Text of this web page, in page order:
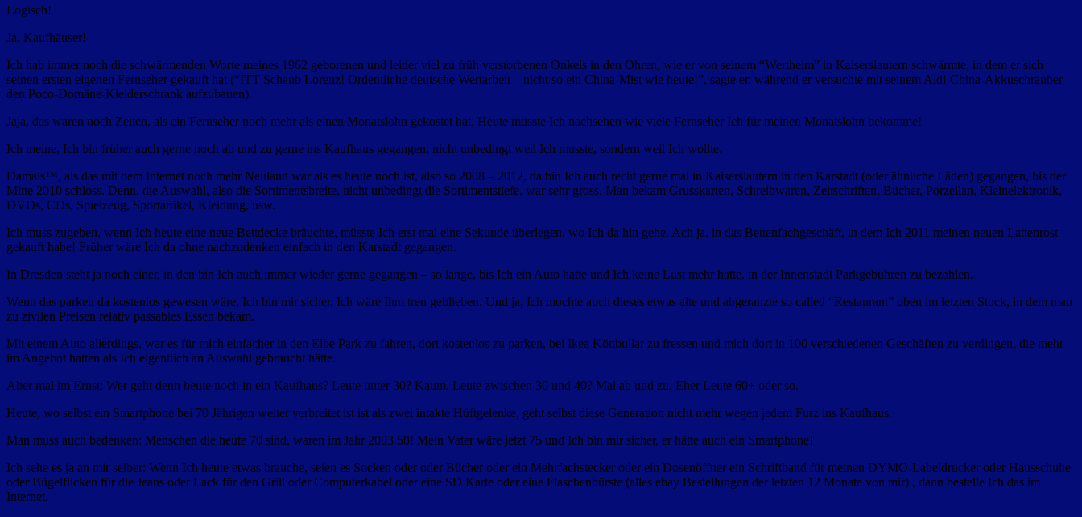
Logisch!
Ja, Kaufhäuser!
Ich hab immer noch die schwärmenden Worte meines 1962 geborenen und leider viel zu früh verstorbenen Onkels in den Ohren, wie er von seinem “Wertheim” in Kaiserslautern schwärmte, in dem er sich
seinen ersten eigenen Fernseher gekauft hat (“ITT Schaub Lorenz! Ordentliche deutsche Wertarbeit – nicht so ein China-Mist wie heute!”, sagte er, während er versuchte mit seinem Aldi-China-Akkuschrauber
den Poco-Domäne-Kleiderschrank aufzubauen).
Jaja, das waren noch Zeiten, als ein Fernseher noch mehr als einen Monatslohn gekostet hat. Heute müsste Ich nachsehen wie viele Fernseher Ich für meinen Monatslohn bekomme!
Ich meine, Ich bin früher auch gerne noch ab und zu gerne ins Kaufhaus gegangen, nicht unbedingt weil Ich musste, sondern weil Ich wollte.
Damals™, als das mit dem Internet noch mehr Neuland war als es heute noch ist, also so 2008 – 2012, da bin Ich auch recht gerne mal in Kaiserslautern in den Karstadt (oder ähnliche Läden) gegangen, bis der
Mitte 2010 schloss. Denn, die Auswahl, also die Sortimentsbreite, nicht unbedingt die Sortimentstiefe, war sehr gross. Man bekam Grusskarten, Schreibwaren, Zeitschriften, Bücher, Porzellan, Kleinelektronik,
DVDs, CDs, Spielzeug, Sportartikel, Kleidung, usw.
Ich muss zugeben, wenn Ich heute eine neue Bettdecke bräuchte, müsste Ich erst mal eine Sekunde überlegen, wo Ich da hin gehe. Ach ja, in das Bettenfachgeschäft, in dem Ich 2011 meinen neuen Lattenrost
gekauft habe! Früher wäre Ich da ohne nachzudenken einfach in den Karstadt gegangen.
In Dresden steht ja noch einer, in den bin Ich auch immer wieder gerne gegangen – so lange, bis Ich ein Auto hatte und Ich keine Lust mehr hatte, in der Innenstadt Parkgebühren zu bezahlen.
Wenn das parken da kostenlos gewesen wäre, Ich bin mir sicher, Ich wäre Ihm treu geblieben. Und ja, Ich mochte auch dieses etwas alte und abgeranzte so called “Restaurant” oben im letzten Stock, in dem man
zu zivilen Preisen relativ passables Essen bekam.
Mit einem Auto allerdings, war es für mich einfacher in den Elbe Park zu fahren, dort kostenlos zu parken, bei Ikea Köttbullar zu fressen und mich dort in 100 verschiedenen Geschäften zu verdingen, die mehr
im Angebot hatten als Ich eigentlich an Auswahl gebraucht hätte.
Aber mal im Ernst: Wer geht denn heute noch in ein Kaufhaus? Leute unter 30? Kaum. Leute zwischen 30 und 40? Mal ab und zu. Eher Leute 60+ oder so.
Heute, wo selbst ein Smartphone bei 70 Jährigen weiter verbreitet ist ist als zwei intakte Hüftgelenke, geht selbst diese Generation nicht mehr wegen jedem Furz ins Kaufhaus.
Man muss auch bedenken: Menschen die heute 70 sind, waren im Jahr 2003 50! Mein Vater wäre jetzt 75 und Ich bin mir sicher, er hätte auch ein Smartphone!
Ich sehe es ja an mir selber: Wenn Ich heute etwas brauche, seien es Socken oder oder Bücher oder ein Mehrfachstecker oder ein Dosenöffner ein Schriftband für meinen DYMO-Labeldrucker oder Hausschuhe
oder Bügelflicken für die Jeans oder Lack für den Grill oder Computerkabel oder eine SD Karte oder eine Flaschenbürste (alles ebay Bestellungen der letzten 12 Monate von mir) , dann bestelle Ich das im
Internet.